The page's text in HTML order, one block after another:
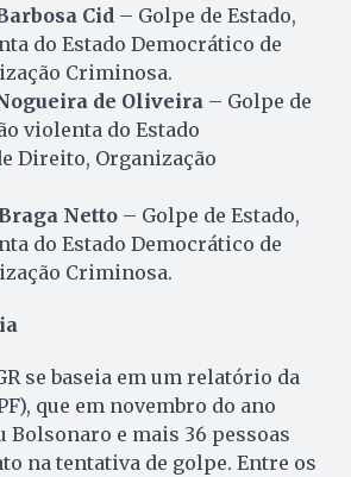
Cid – Golpe de Estado,
do Estado Democrático de
Criminosa.
de Oliveira – Golpe de
violenta do Estado
Direito, Organização
Netto – Golpe de Estado,
do Estado Democrático de
Criminosa.
se baseia em um relatório da
que em novembro do ano
Bolsonaro e mais 36 pessoas
na tentativa de golpe. Entre os